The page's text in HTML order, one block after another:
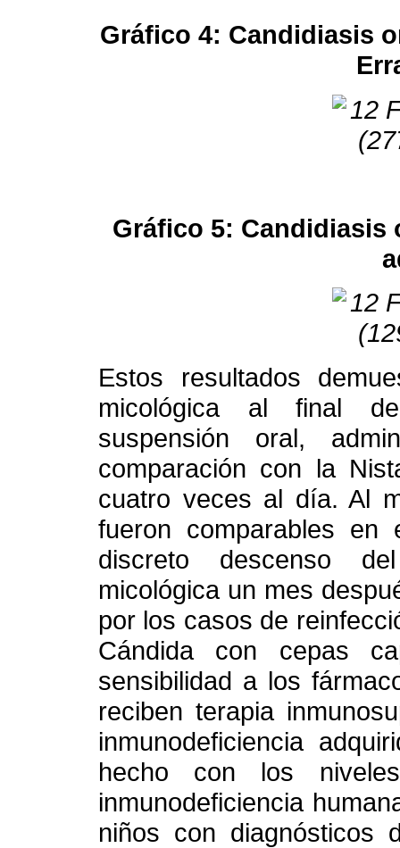
Gráfico 4: Candidiasis
Gráfico 5: Candidiasis
Estos resultados
micológica al final
suspensión oral,
comparación con la
cuatro veces al día. Al
fueron comparables en
discreto descenso
micológica un mes
por los casos de
Cándida con cepas
sensibilidad a los
reciben terapia
inmunodeficiencia
hecho con los
inmunodeficiencia
niños con diagnósticos